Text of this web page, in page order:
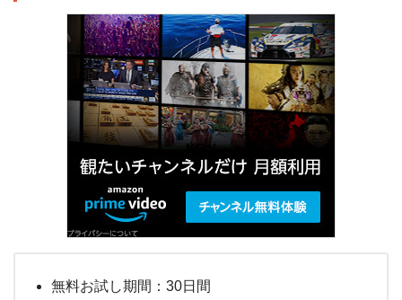
無料お試し期間：30日間